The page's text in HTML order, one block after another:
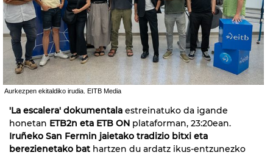
Aurkezpen ekitaldiko irudia. EITB Media
'La escalera' dokumentala estreinatuko da igande
honetan ETB2n eta ETB ON plataforman, 23:20ean.
Iruñeko San Fermin jaietako tradizio bitxi eta
berezienetako bat hartzen du ardatz ikus-entzunezko